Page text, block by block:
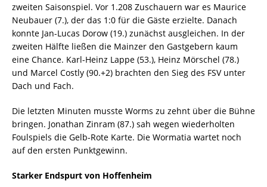
zweiten Saisonspiel. Vor 1.208 Zuschauern war es Maurice
Neubauer (7.), der das 1:0 für die Gäste erzielte. Danach
konnte Jan-Lucas Dorow (19.) zunächst ausgleichen. In der
zweiten Hälfte ließen die Mainzer den Gastgebern kaum
eine Chance. Karl-Heinz Lappe (53.), Heinz Mörschel (78.)
und Marcel Costly (90.+2) brachten den Sieg des FSV unter
Dach und Fach.
Die letzten Minuten musste Worms zu zehnt über die Bühne
bringen. Jonathan Zinram (87.) sah wegen wiederholten
Foulspiels die Gelb-Rote Karte. Die Wormatia wartet noch
auf den ersten Punktgewinn.
Starker Endspurt von Hoffenheim